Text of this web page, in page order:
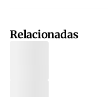
Relacionadas